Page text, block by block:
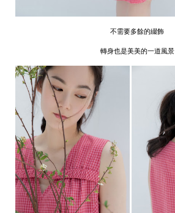
不需要多餘的綴飾
轉身也是美美的一道風景